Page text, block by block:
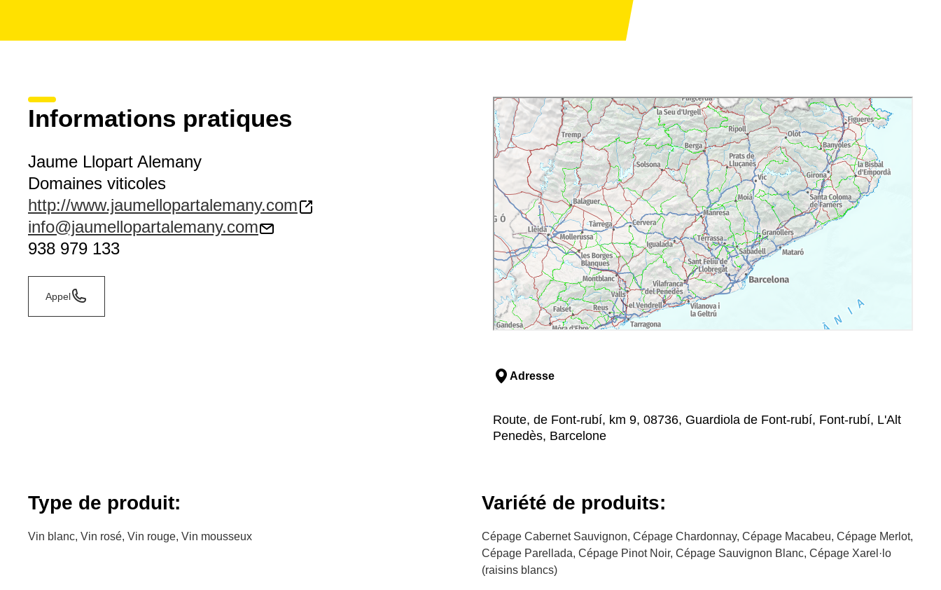
Informations pratiques
Jaume Llopart Alemany
Domaines viticoles
http://www.jaumellopartalemany.com
info@jaumellopartalemany.com
938 979 133
Appel
Adresse
Route, de Font-rubí, km 9, 08736, Guardiola de Font-rubí, Font-rubí, L'Alt
Penedès, Barcelone
Type de produit:
Vin blanc, Vin rosé, Vin rouge, Vin mousseux
Variété de produits:
Cépage Cabernet Sauvignon, Cépage Chardonnay, Cépage Macabeu, Cépage Merlot,
Cépage Parellada, Cépage Pinot Noir, Cépage Sauvignon Blanc, Cépage Xarel·lo
(raisins blancs)